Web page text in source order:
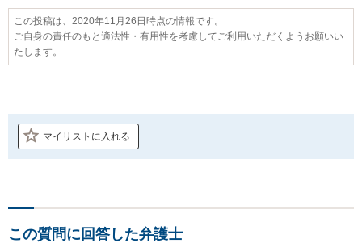
この投稿は、2020年11月26日時点の情報です。
ご自身の責任のもと適法性・有用性を考慮してご利用いただくようお願いい
たします。
マイリストに入れる
この質問に回答した弁護士